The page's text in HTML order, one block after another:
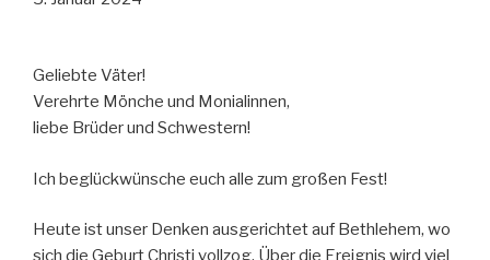
Geliebte Väter!
Verehrte Mönche und Monialinnen,
liebe Brüder und Schwestern!
Ich beglückwünsche euch alle zum großen Fest!
Heute ist unser Denken ausgerichtet auf Bethlehem, wo
sich die Geburt Christi vollzog. Über die Ereignis wird viel